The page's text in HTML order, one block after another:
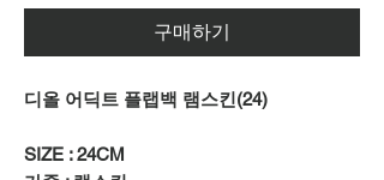
구매하기
디올 어딕트 플랩백 램스킨(24)
SIZE : 24CM